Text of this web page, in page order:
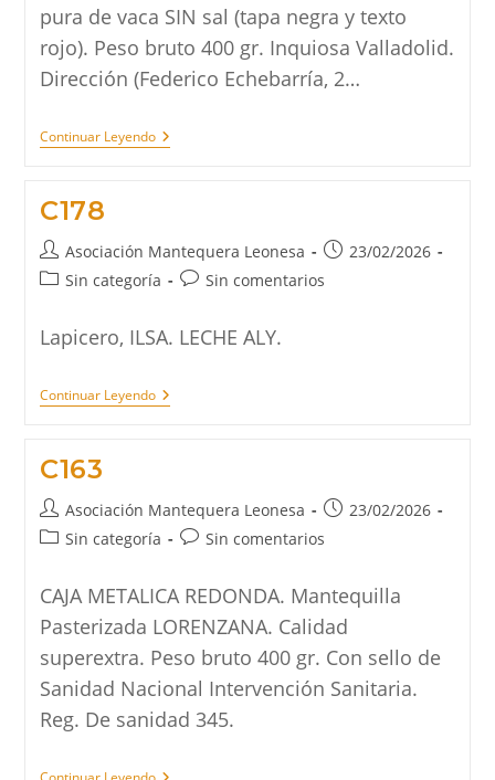
pura de vaca SIN sal (tapa negra y texto
rojo). Peso bruto 400 gr. Inquiosa Valladolid.
Dirección (Federico Echebarría, 2…
Continuar LeyendoC168
C178
Autor
de
Asociación Mantequera Leonesa
Publicación
de
23/02/2026
Categoría
la
entrada:
Sin categoría
Comentarios
la
entrada:
Sin comentarios
Lapicero, ILSA. LECHE ALY.
Continuar LeyendoC178
C163
Autor
de
Asociación Mantequera Leonesa
Publicación
de
23/02/2026
Categoría
la
entrada:
Sin categoría
Comentarios
la
entrada:
Sin comentarios
CAJA METALICA REDONDA. Mantequilla
Pasterizada LORENZANA. Calidad
superextra. Peso bruto 400 gr. Con sello de
Sanidad Nacional Intervención Sanitaria.
Reg. De sanidad 345.